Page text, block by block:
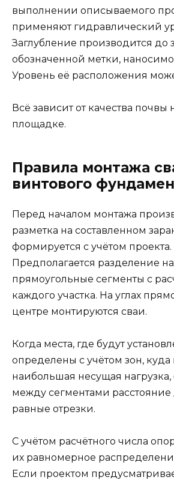
выполнении описываемого
применяют гидравлический
Заглубление производится до
обозначенной метки,
Уровень её расположения
Всё зависит от качества почвы
площадке.
Правила монтажа
винтового
Перед началом монтажа
разметка на составленном
формируется с учётом проекта.
Предполагается разделение на
прямоугольные сегменты с
каждого участка. На углах
центре монтируются сваи.
Когда места, где будут
определены с учётом зон, куда
наибольшая несущая нагрузка,
между сегментами расстояние
равные отрезки.
С учётом расчётного числа
их равномерное
Если проектом